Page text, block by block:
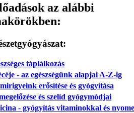
az alábbi
táplálkozás
- az egészségünk alapjai A-Z-ig
erősítése és gyógyítása
és szelíd gyógymódjai
- gyógyítás vitaminokkal és